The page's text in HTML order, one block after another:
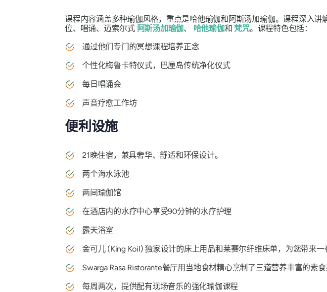
课程内容涵盖多种瑜伽风格，重点是哈他瑜伽和阿斯汤加瑜伽。课程深入
位、唱诵、迈索尔式 阿斯汤加瑜伽、 哈他瑜伽和梵咒。课程特色包括：
通过他们专门的冥想课程培养正念
个性化梅鲁卡特仪式，巴厘岛传统净化仪式
每日唱诵会
声音疗愈工作坊
便利设施
21晚住宿，兼具奢华、舒适和环保设计。
两个海水泳池
两间瑜伽馆
在酒店内的水疗中心享受90分钟的水疗护理
露天浴室
金可儿 (King Koil) 独家设计的床上用品和莱赛尔纤维床单，为您带来一
Swarga Rasa Ristorante餐厅用当地食材精心烹制了三道营养丰富的素食
每周两次，提供配有现场音乐的强化瑜伽课程